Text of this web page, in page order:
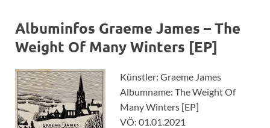
Albuminfos Graeme James – The
Weight Of Many Winters [EP]
Künstler: Graeme James
Albumname: The Weight Of
Many Winters [EP]
VÖ: 01.01.2021